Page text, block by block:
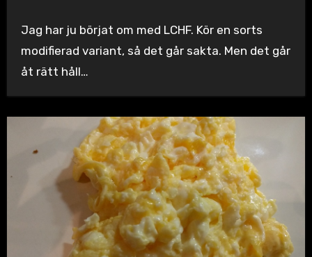
Jag har ju börjat om med LCHF. Kör en sorts
modifierad variant, så det går sakta. Men det går
åt rätt håll…